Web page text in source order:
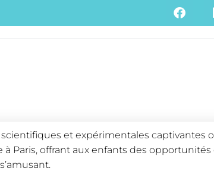
et expérimentales captivantes
Paris, offrant aux enfants des opportunités